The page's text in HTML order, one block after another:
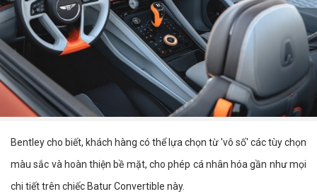
Bentley cho biết, khách hàng có thể lựa chọn từ 'vô số' các tùy chọn
màu sắc và hoàn thiện bề mặt, cho phép cá nhân hóa gần như mọi
chi tiết trên chiếc Batur Convertible này.